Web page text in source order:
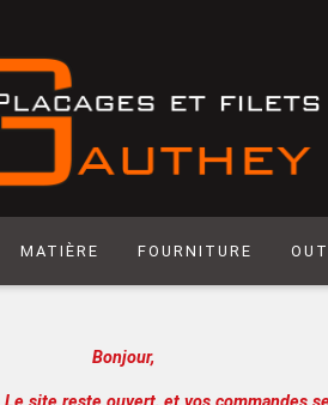
MATIÈRE
Laser
FOURNITURE
Colle
Produit de Finition
Bonjour,